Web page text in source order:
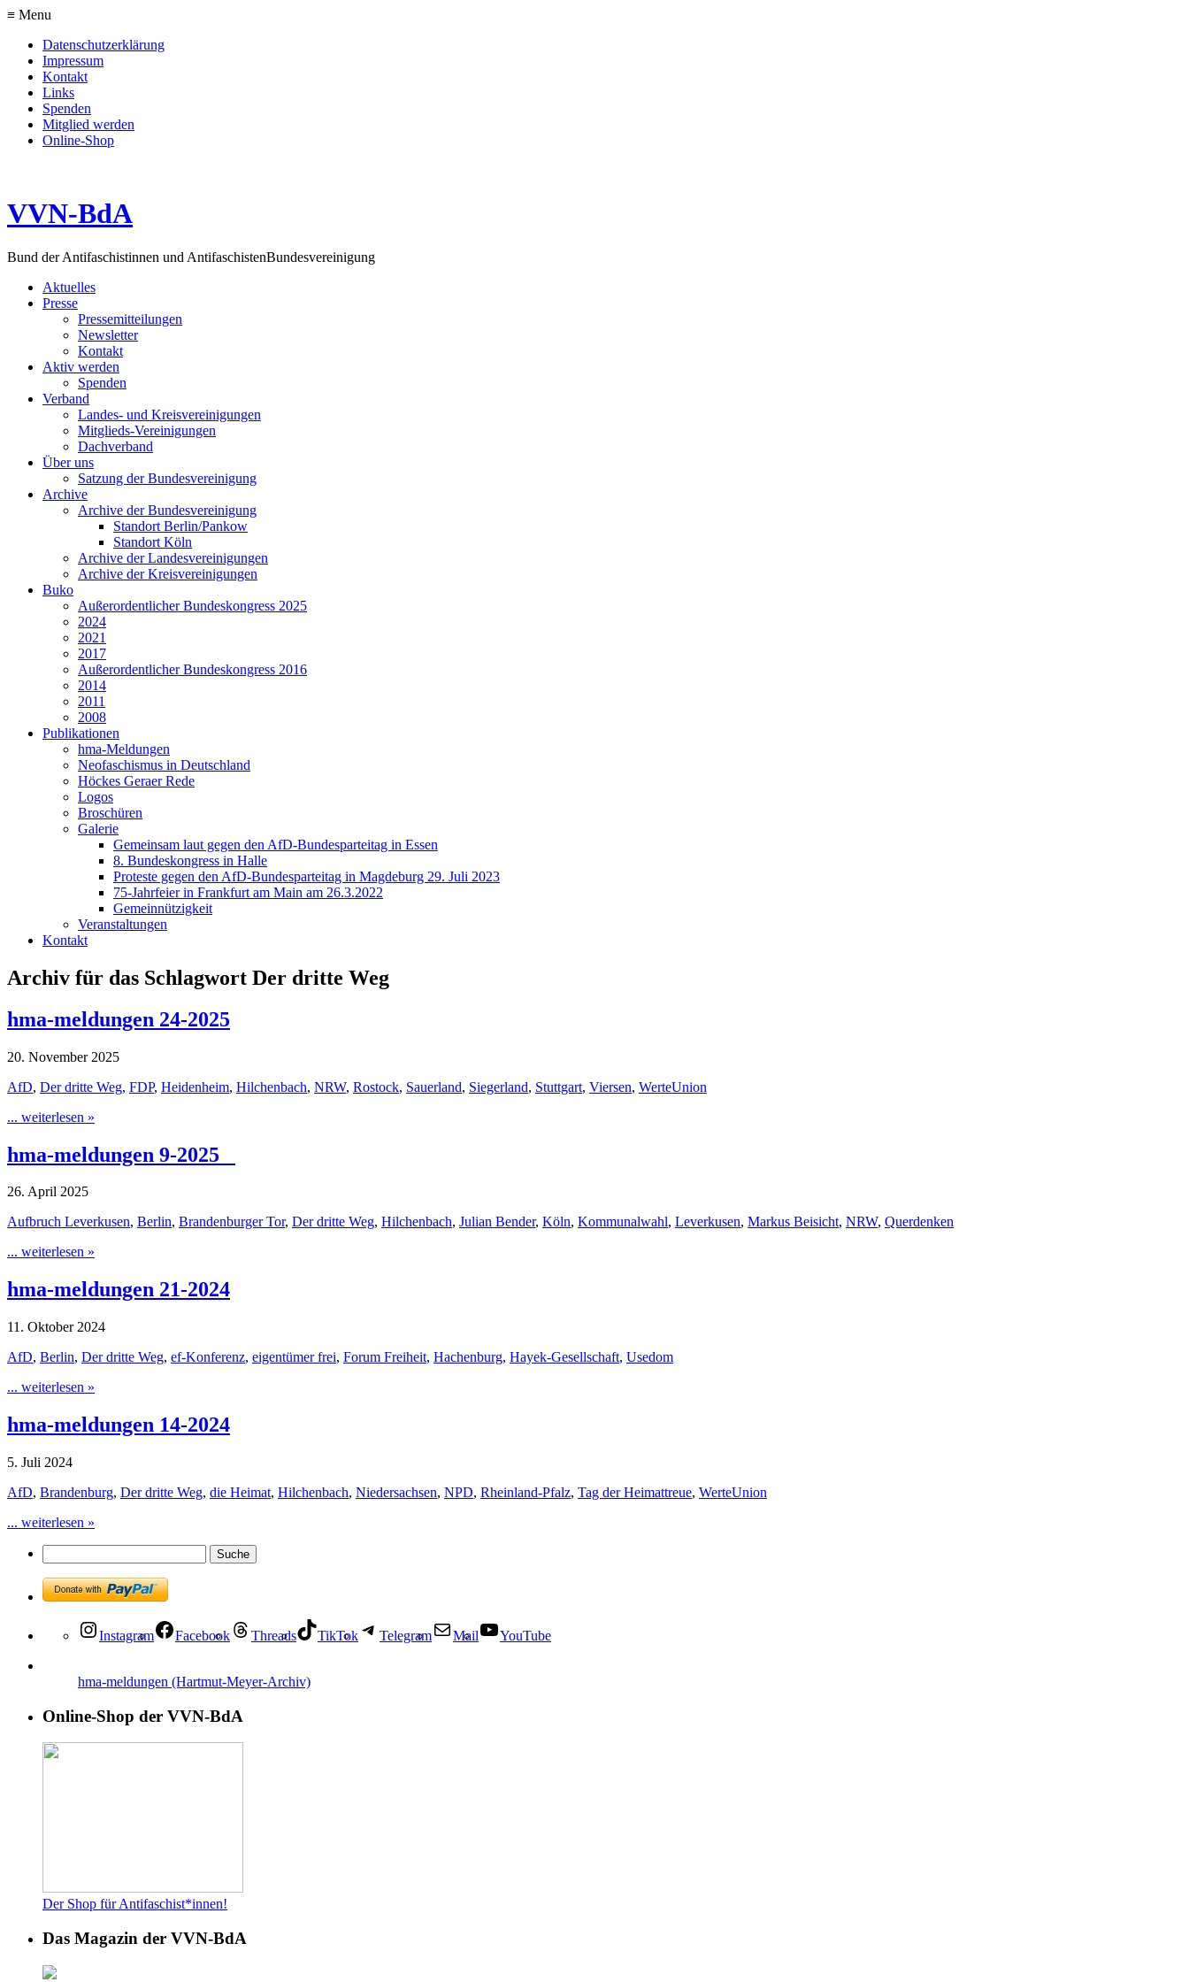
≡ Menu
Datenschutzerklärung
Impressum
Kontakt
Links
Spenden
Mitglied werden
Online-Shop
VVN-BdA
Bund der Antifaschistinnen und AntifaschistenBundesvereinigung
Aktuelles
Presse
Pressemitteilungen
Newsletter
Kontakt
Aktiv werden
Spenden
Verband
Landes- und Kreisvereinigungen
Mitglieds-Vereinigungen
Dachverband
Über uns
Satzung der Bundesvereinigung
Archive
Archive der Bundesvereinigung
Standort Berlin/Pankow
Standort Köln
Archive der Landesvereinigungen
Archive der Kreisvereinigungen
Buko
Außerordentlicher Bundeskongress 2025
2024
2021
2017
Außerordentlicher Bundeskongress 2016
2014
2011
2008
Publikationen
hma-Meldungen
Neofaschismus in Deutschland
Höckes Geraer Rede
Logos
Broschüren
Galerie
Gemeinsam laut gegen den AfD-Bundesparteitag in Essen
8. Bundeskongress in Halle
Proteste gegen den AfD-Bundesparteitag in Magdeburg 29. Juli 2023
75-Jahrfeier in Frankfurt am Main am 26.3.2022
Gemeinnützigkeit
Veranstaltungen
Kontakt
Archiv für das Schlagwort Der dritte Weg
hma-meldungen 24-2025
20. November 2025
AfD, Der dritte Weg, FDP, Heidenheim, Hilchenbach, NRW, Rostock, Sauerland, Siegerland, Stuttgart, Viersen, WerteUnion
... weiterlesen »
hma-meldungen 9-2025
26. April 2025
Aufbruch Leverkusen, Berlin, Brandenburger Tor, Der dritte Weg, Hilchenbach, Julian Bender, Köln, Kommunalwahl, Leverkusen, Markus Beisicht, NRW, Querdenken
... weiterlesen »
hma-meldungen 21-2024
11. Oktober 2024
AfD, Berlin, Der dritte Weg, ef-Konferenz, eigentümer frei, Forum Freiheit, Hachenburg, Hayek-Gesellschaft, Usedom
... weiterlesen »
hma-meldungen 14-2024
5. Juli 2024
AfD, Brandenburg, Der dritte Weg, die Heimat, Hilchenbach, Niedersachsen, NPD, Rheinland-Pfalz, Tag der Heimattreue, WerteUnion
... weiterlesen »
Instagram Facebook Threads TikTok Telegram Mail YouTube
hma-meldungen (Hartmut-Meyer-Archiv)
Online-Shop der VVN-BdA
Der Shop für Antifaschist*innen!
Das Magazin der VVN-BdA